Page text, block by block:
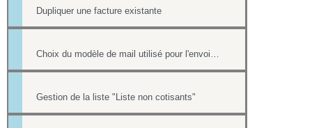
Dupliquer une facture existante
Choix du modèle de mail utilisé pour l'envoi des factures
Gestion de la liste "Liste non cotisants"